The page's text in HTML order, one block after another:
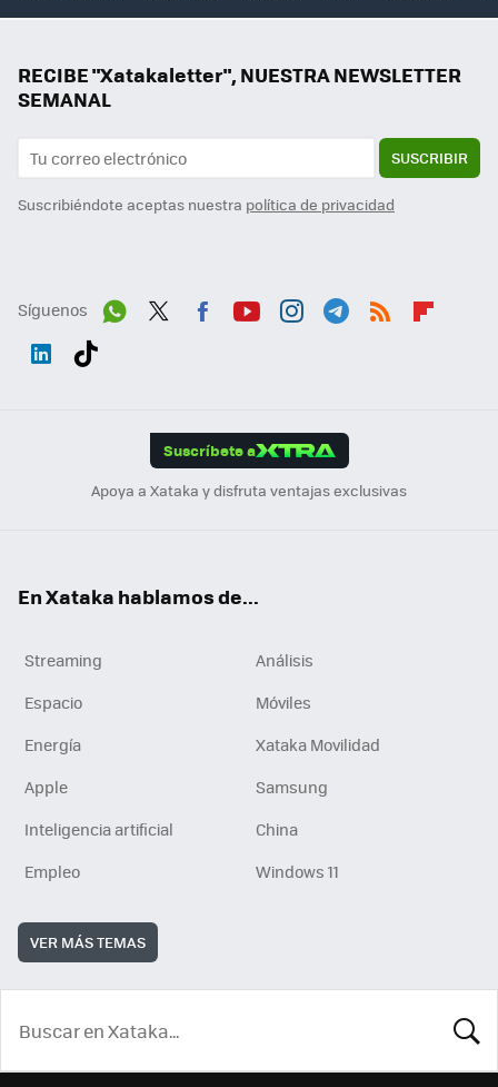
RECIBE "Xatakaletter", NUESTRA NEWSLETTER
SEMANAL
SUSCRIBIR
Suscribiéndote aceptas nuestra política de privacidad
Síguenos
Suscríbete a
Apoya a Xataka y disfruta ventajas exclusivas
En Xataka hablamos de...
Streaming
Análisis
Espacio
Móviles
Energía
Xataka Movilidad
Apple
Samsung
Inteligencia artificial
China
Empleo
Windows 11
VER MÁS TEMAS